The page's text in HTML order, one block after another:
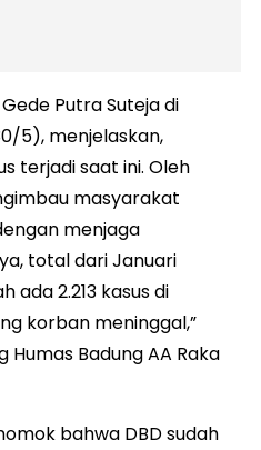
Putra Suteja di
5), menjelaskan,
terjadi saat ini. Oleh
masyarakat
menjaga
total dari Januari
ada 2.213 kasus di
korban meninggal,”
Badung AA Raka
bahwa DBD sudah